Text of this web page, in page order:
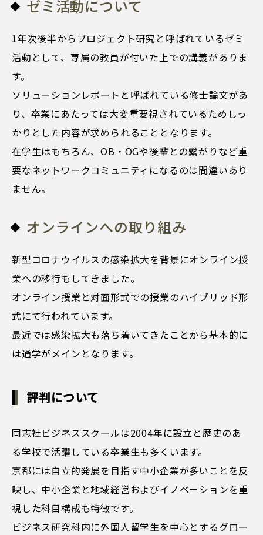
ゼミ活動について
1年次後半からプロジェクト研究と呼ばれているゼミ
活動として、専属の教員が付いた上での講義がありま
す。
ソリューションレポートと呼ばれている修士論文があ
り、卒業にあたっては大変重要視されているためしっ
かりとした内容が求められることとなります。
在学生はもちろん、OB・OGや後輩との繋がりなど重
要なネットワークコミュニティになるのは間違いあり
ません。
オンラインへの取り組み
新型コロナウイルスの感染拡大を背景にオンライン授
業への移行もしてきました。
オンライン授業と対面形式での授業のハイブリッド形
式にて行われています。
最近では感染拡大も落ち着いてきたことから基本的に
は通学がメインとなります。
評判について
同志社ビジネススクールは2004年に設立と歴史のあ
る学校で活躍している卒業生も多くいます。
京都には自立的発展を目指す中小企業が多いことを反
映し、中小企業と地域経営およびイノベーションを重
視した科目構成も特徴です。
ビジネス研究科内に外国人留学生を中心とするグロー